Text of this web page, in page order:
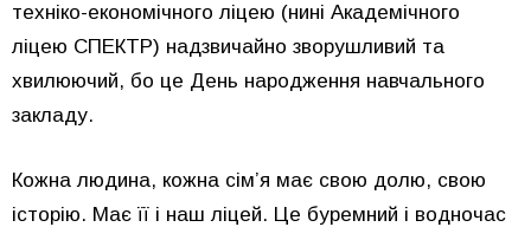
техніко-економічного ліцею (нині Академічного
ліцею СПЕКТР) надзвичайно зворушливий та
хвилюючий, бо це День народження навчального
закладу.
Кожна людина, кожна сім’я має свою долю, свою
історію. Має її і наш ліцей. Це буремний і водночас